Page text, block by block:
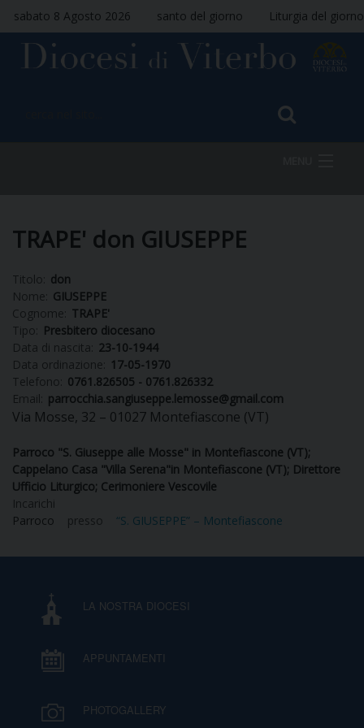
sabato 8 Agosto 2026 santo del giorno Liturgia del giorno
VESCOVO
DIOCESI
CLERO
DOVE SIAMO
TRAPE' don GIUSEPPE
Titolo: don
Nome: GIUSEPPE
Cognome: TRAPE'
Tipo:
Presbitero diocesano
Data di nascita: 23-10-1944
Data ordinazione:
17-05-1970
Telefono: 0761.826505 - 0761.826332
Email: parrocchia.sangiuseppe.lemosse@gmail.com
Via Mosse, 32 – 01027 Montefiascone (VT)
Parroco "S. Giuseppe alle Mosse" in Montefiascone (VT);
Cappelano Casa "Villa Serena"in Montefiascone (VT); Direttore
Ufficio Liturgico; Cerimoniere Vescovile
Incarichi
Parroco
presso “S. GIUSEPPE” – Montefiascone
LA NOSTRA DIOCESI
APPUNTAMENTI
PHOTOGALLERY